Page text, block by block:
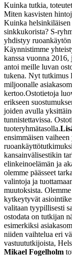
Kuinka tutkia,
Miten kasvisten
Kuinka helsinkiläisen
sinkkukorista? S-
yhdistyy
Käynnistimme
kanssa vuonna 2016,
antoi meille luvan
tukena. Nyt tutkimus
miljoonalle
kertoo.Ostotietoja
erikseen
joiden avulla
tunnistettavissa.
tuoteryhmätasolla.
ensimmäisen
kansainvälisestikin
elinkeinoelämän ja
olemme päässeet
valintoja ja
muutoksista.
kytkeytyvät
valitaan tyypillisesti
ostodata on tutkijan
esimerkiksi
niiden vaihtelua eri
vastuututkijoista,
Mikael Fogelholm